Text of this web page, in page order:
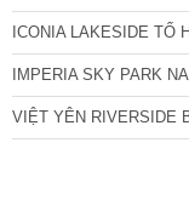
ICONIA LAKESIDE TỐ
IMPERIA SKY PARK
VIỆT YÊN RIVERSIDE